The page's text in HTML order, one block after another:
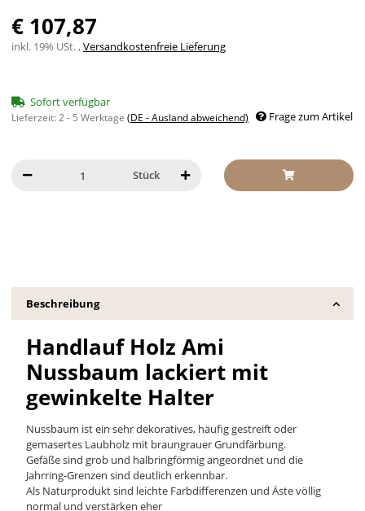
€ 107,87
inkl. 19% USt. ,Versandkostenfreie Lieferung
Sofort verfügbar
Lieferzeit:2 - 5 Werktage (DE - Ausland abweichend) Frage zum Artikel
Stück
Beschreibung
Handlauf Holz Ami
Nussbaum lackiert mit
gewinkelte Halter
Nussbaum ist ein sehr dekoratives, häufig gestreift oder
gemasertes Laubholz mit braungrauer Grundfärbung.
Gefäße sind grob und halbringförmig angeordnet und die
Jahrring-Grenzen sind deutlich erkennbar.
Als Naturprodukt sind leichte Farbdifferenzen und Äste völlig
normal und verstärken eher